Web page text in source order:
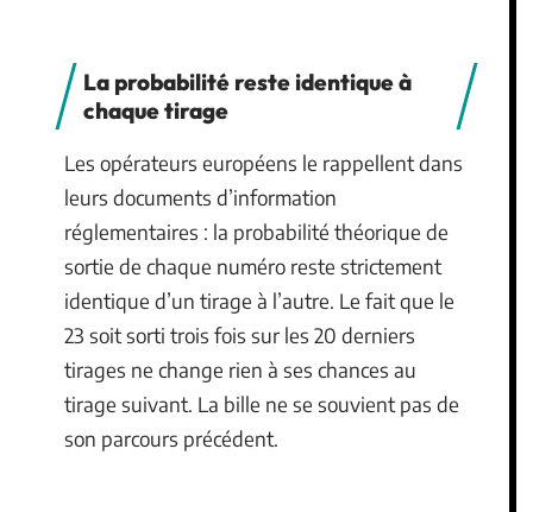
La probabilité reste identique à
chaque tirage
Les opérateurs européens le rappellent dans
leurs documents d’information
réglementaires : la probabilité théorique de
sortie de chaque numéro reste strictement
identique d’un tirage à l’autre. Le fait que le
23 soit sorti trois fois sur les 20 derniers
tirages ne change rien à ses chances au
tirage suivant. La bille ne se souvient pas de
son parcours précédent.